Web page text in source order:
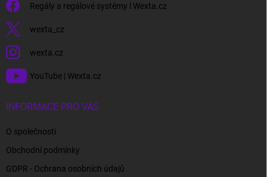
Regály a regálové systémy l Wexta.cz
wexta_cz
wexta.cz
YouTube | Wexta.cz
INFORMACE PRO VÁS
O společnosti
Obchodní podmínky
GDPR - Ochrana osobních údajů